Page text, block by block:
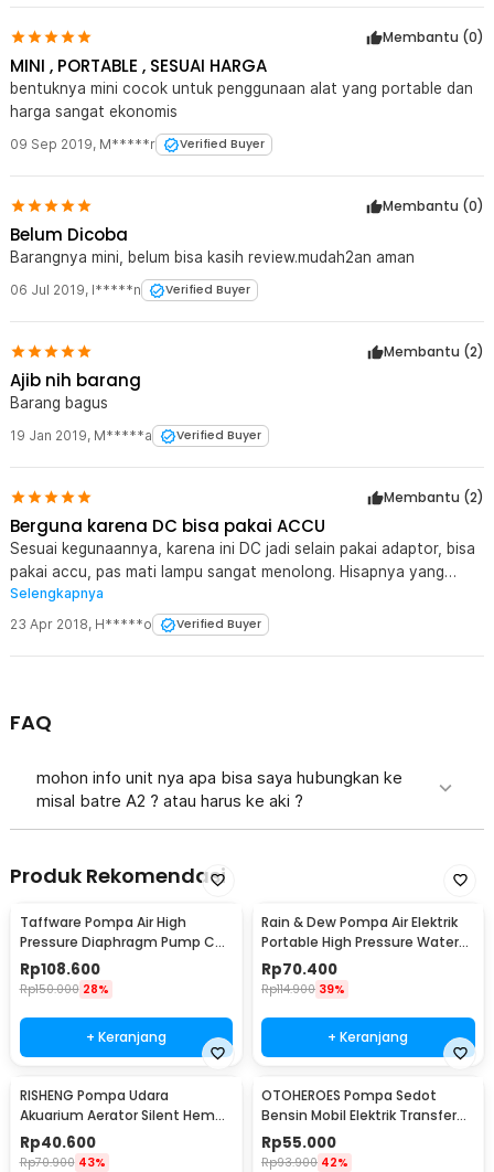
Membantu (0)
MINI , PORTABLE , SESUAI HARGA
bentuknya mini cocok untuk penggunaan alat yang portable dan
harga sangat ekonomis
09 Sep 2019, M*****r Verified Buyer
Membantu (0)
Belum Dicoba
Barangnya mini, belum bisa kasih review.mudah2an aman
06 Jul 2019, I*****n Verified Buyer
Membantu (2)
Ajib nih barang
Barang bagus
19 Jan 2019, M*****a Verified Buyer
Membantu (2)
Berguna karena DC bisa pakai ACCU
Sesuai kegunaannya, karena ini DC jadi selain pakai adaptor, bisa
pakai accu, pas mati lampu sangat menolong. Hisapnya yang
jempolan, bisa lumayan dalam tanpa pancing air dulu.
Semburannya lumayan. Bagi yang kreatip cocok buat pompa
galon air mineral, karena daya hisapnya bagus.
Selengkapnya
23 Apr 2018, H*****o Verified Buyer
FAQ
mohon info unit nya apa bisa saya hubungkan ke
misal batre A2 ? atau harus ke aki ?
Produk Rekomendasi
Taffware Pompa Air High
Pressure Diaphragm Pump Car
Wash 0.55 MPa 80W - D-1
Rp108.600
Rp150.000 28%
+ Keranjang
Rain & Dew Pompa Air Elektrik
Portable High Pressure Water
Pump 12V - DP-726
Rp70.400
Rp114.900 39%
+ Keranjang
RISHENG Pompa Udara
Akuarium Aerator Silent Hemat
Energi 2.4W - RS-511
Rp40.600
Rp70.900 43%
OTOHEROES Pompa Sedot
Bensin Mobil Elektrik Transfer
Pump 38mm DC 12V - CT-14
Rp55.000
Rp93.900 42%